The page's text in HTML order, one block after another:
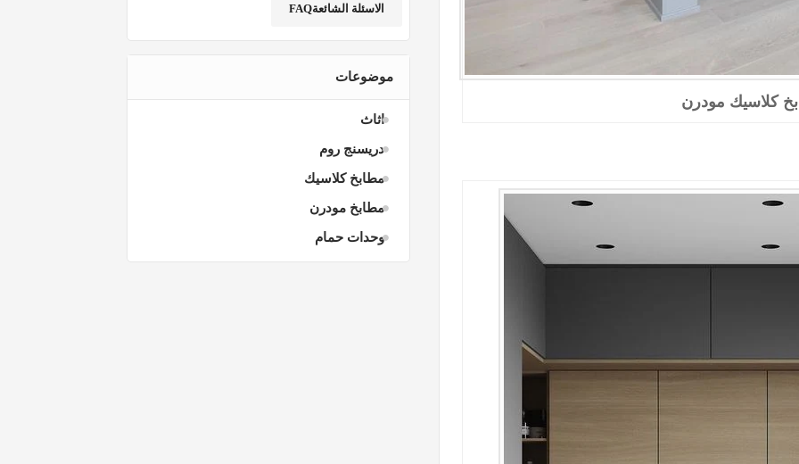
كلاسيك مودرن
الاسئلة الشائعةFAQ
موضوعات
اثاث
دريسنج روم
مطابخ كلاسيك
مطابخ مودرن
وحدات حمام